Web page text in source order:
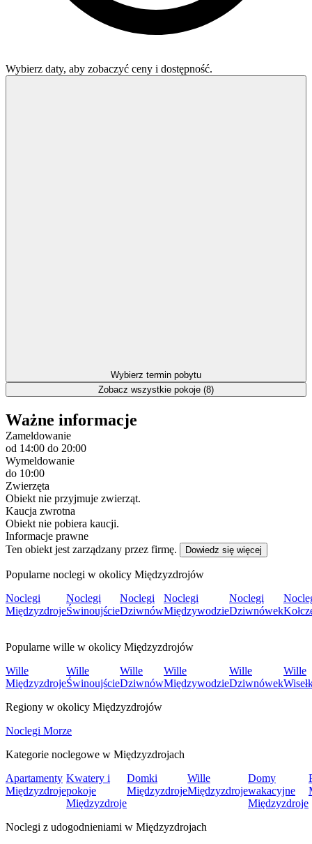
Wybierz daty, aby zobaczyć ceny i dostępność.
Wybierz termin pobytu
Zobacz wszystkie pokoje (8)
Ważne informacje
Zameldowanie
od 14:00 do 20:00
Wymeldowanie
do 10:00
Zwierzęta
Obiekt nie przyjmuje zwierząt.
Kaucja zwrotna
Obiekt nie pobiera kaucji.
Informacje prawne
Ten obiekt jest zarządzany przez firmę.
Dowiedz się więcej
Popularne noclegi w okolicy Międzyzdrojów
Noclegi
Międzyzdroje
Noclegi
Świnoujście
Noclegi
Dziwnów
Noclegi
Międzywodzie
Noclegi
Dziwnówek
Popularne wille w okolicy Międzyzdrojów
Wille
Międzyzdroje
Wille
Świnoujście
Wille
Dziwnów
Wille
Międzywodzie
Wille
Dziwnówek
Wille
Regiony w okolicy Międzyzdrojów
Noclegi Morze
Kategorie noclegowe w Międzyzdrojach
Apartamenty
Międzyzdroje
Kwatery i
pokoje
Międzyzdroje
Domki
Międzyzdroje
Wille
Międzyzdroje
Domy
wakacyjne
Międzyzdroje
Noclegi z udogodnieniami w Międzyzdrojach